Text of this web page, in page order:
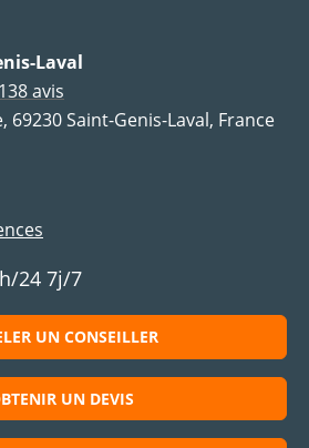
Laval
138avis
69230 Saint-Genis-Laval, France
24 7j/7
UN CONSEILLER
UN DEVIS